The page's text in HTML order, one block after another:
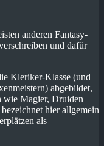
anderen Fantasy-
und dafür
Kleriker-Klasse (und
abgebildet,
wie Magier, Druiden
hier allgemein
als